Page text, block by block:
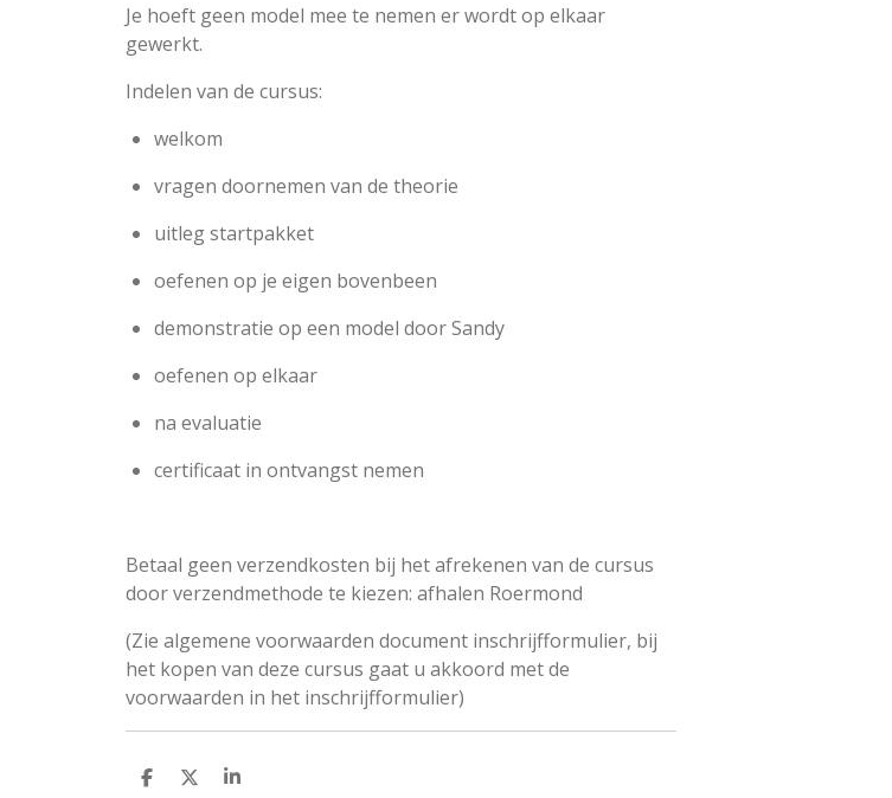
Je hoeft geen model mee te nemen er wordt op elkaar
gewerkt.
Indelen van de cursus:
welkom
vragen doornemen van de theorie
uitleg startpakket
oefenen op je eigen bovenbeen
demonstratie op een model door Sandy
oefenen op elkaar
na evaluatie
certificaat in ontvangst nemen
Betaal geen verzendkosten bij het afrekenen van de cursus
door verzendmethode te kiezen: afhalen Roermond
(Zie algemene voorwaarden document inschrijfformulier, bij
het kopen van deze cursus gaat u akkoord met de
voorwaarden in het inschrijfformulier)
S
S
S